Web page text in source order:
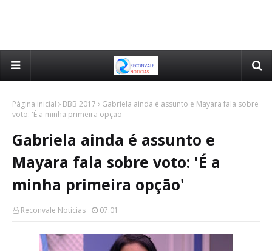
Página inicial BBB 2017
Gabriela ainda é assunto e Mayara fala sobre
voto: 'É a minha primeira opção'
Gabriela ainda é assunto e
Mayara fala sobre voto: 'É a
minha primeira opção'
Reconvale Noticias 07:01